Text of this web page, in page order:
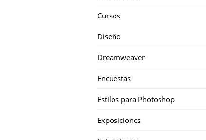
Cursos
Diseño
Dreamweaver
Encuestas
Estilos para Photoshop
Exposiciones